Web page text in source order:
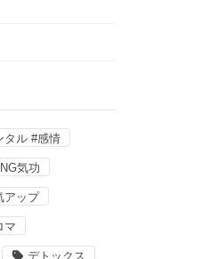
タル #感情
気功
アップ
マ
デトックス